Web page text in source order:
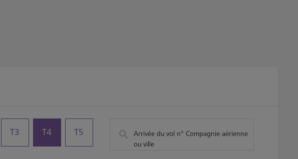
T3 T4 T5
Arrivée du vol n° Compagnie aérienne
ou ville